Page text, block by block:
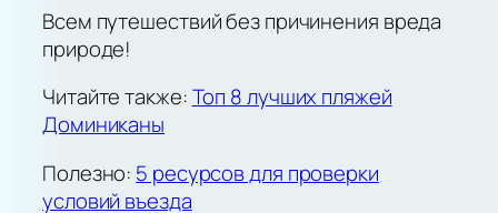
Всем путешествий без причинения вреда
природе!
Читайте также:Топ 8 лучших пляжей
Доминиканы
Полезно: 5 ресурсов для проверки
условий въезда